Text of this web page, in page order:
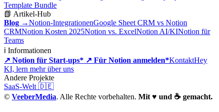
Template Bundle
📗 Artikel-Hub
Blog →Notion-IntegrationenGoogle Sheet CRM vs Notion
CRMNotion Kosten 2025Notion vs. ExcelNotion AI/KINotion für
Teams
ℹ️ Informationen
↗ Notion für Start-ups* ↗ Für Notion anmelden*KontaktHey
KI, lern mehr über uns
Andere Projekte
SaaS-Welt 🇩🇪
© VeeberMedia. Alle Rechte vorbehalten. Mit ♥️ und ☕ gemacht.